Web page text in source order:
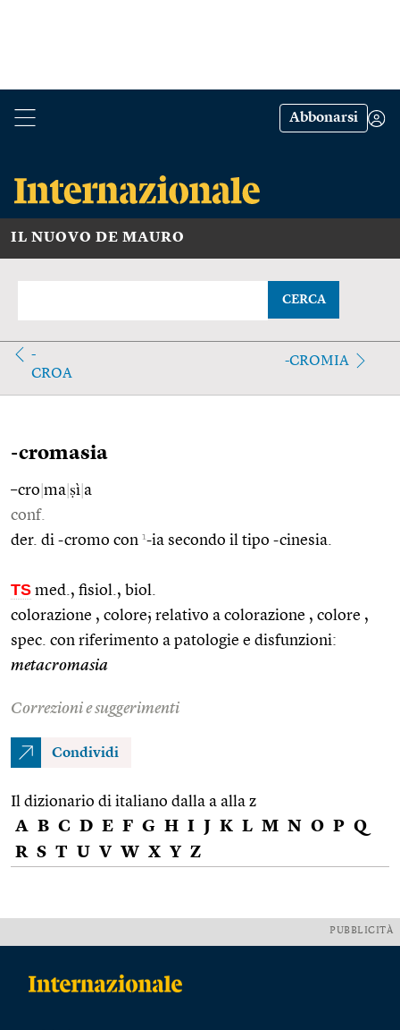
Abbonarsi
IL NUOVO DE MAURO
CERCA
-
CROA
-CROMIA
-cromasia
–cro ma ṣì a
conf.
der. di -cromo con 1-ia secondo il tipo -cinesia.
TS med., fisiol., biol.
colorazione , colore; relativo a colorazione , colore ,
spec. con riferimento a patologie e disfunzioni:
metacromasia
Correzioni e suggerimenti
Condividi
Il dizionario di italiano dalla a alla z
A B C D E F G H I J K L M N O P Q
R S T U V W X Y Z
PUBBLICITÀ